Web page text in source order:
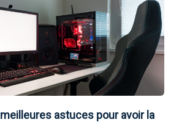
astuces pour avoir la